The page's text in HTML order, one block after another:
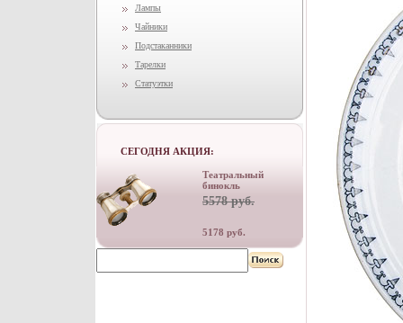
Лампы
Чайники
Подстаканники
Тарелки
Статуэтки
СЕГОДНЯ АКЦИЯ:
Театральный
бинокль
5578 руб.
5178 руб.